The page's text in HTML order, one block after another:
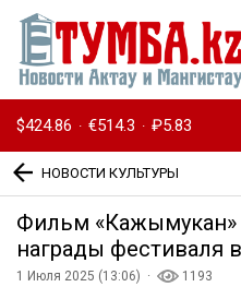
$424.86 · €514.3 · ₽5.83
НОВОСТИ КУЛЬТУРЫ
Фильм «Кажымукан»
награды фестиваля
1 Июля 2025 (13:06) ·
1193